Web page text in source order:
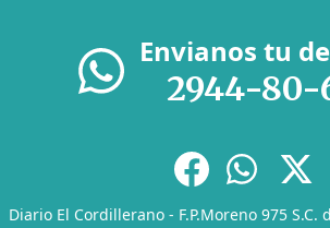
Envianos tu
2944-80-
Diario El Cordillerano - F.P.Moreno 975 S.C.